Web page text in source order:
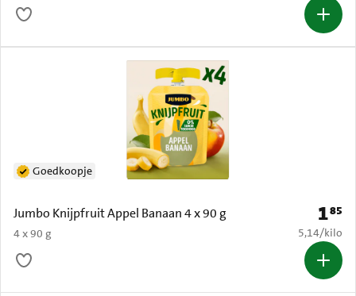
Jumbo Knijpfruit Appel Banaan 4 x 90 g
4 x 90 g
Goedkoopje
Prijs:
185
€ 5,14 per
5,14/kilo